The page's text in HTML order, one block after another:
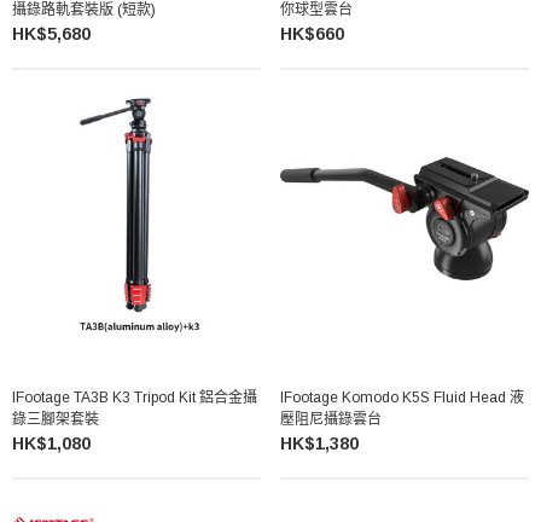
攝錄路軌套裝版 (短款)
HK$5,680
你球型雲台
HK$660
IFootage TA3B K3 Tripod Kit 鋁合金攝
錄三腳架套裝
HK$1,080
IFootage Komodo K5S Fluid Head 液
壓阻尼攝錄雲台
HK$1,380